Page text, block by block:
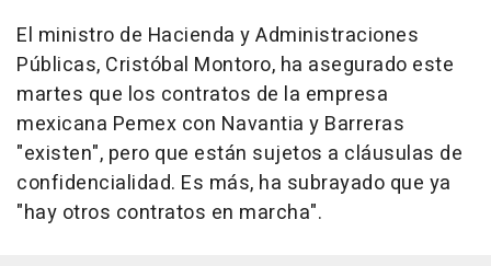
El ministro de Hacienda y Administraciones
Públicas, Cristóbal Montoro, ha asegurado este
martes que los contratos de la empresa
mexicana Pemex con Navantia y Barreras
"existen", pero que están sujetos a cláusulas de
confidencialidad. Es más, ha subrayado que ya
"hay otros contratos en marcha".